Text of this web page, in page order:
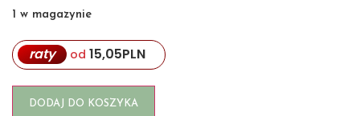
1 w magazynie
raty od 15,05PLN
DODAJ DO KOSZYKA